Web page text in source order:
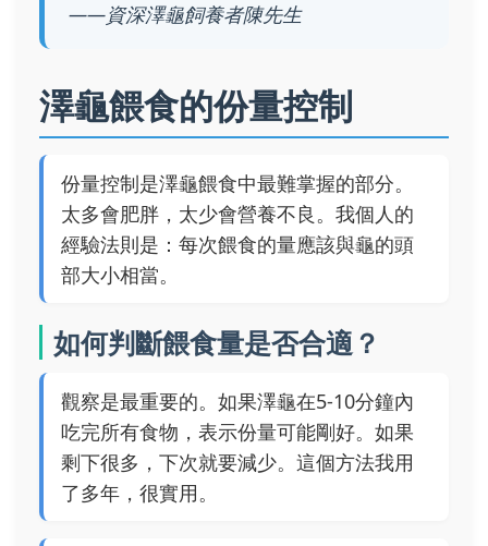
——資深澤龜飼養者陳先生
澤龜餵食的份量控制
份量控制是澤龜餵食中最難掌握的部分。
太多會肥胖，太少會營養不良。我個人的
經驗法則是：每次餵食的量應該與龜的頭
部大小相當。
如何判斷餵食量是否合適？
觀察是最重要的。如果澤龜在5-10分鐘內
吃完所有食物，表示份量可能剛好。如果
剩下很多，下次就要減少。這個方法我用
了多年，很實用。